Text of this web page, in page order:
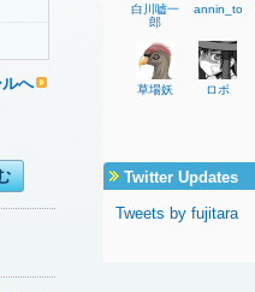
へ
白川嘘一
郎
annin_tofu
草場妖 ロボ
Twitter Updates
Tweets by fujitara